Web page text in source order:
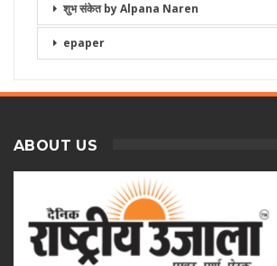
शुभ संकेत by Alpana Naren
epaper
ABOUT US